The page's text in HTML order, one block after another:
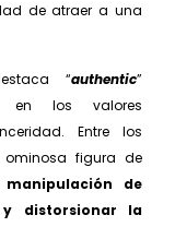
de atraer a una
“authentic”
en los valores
Entre los
figura de
manipulación de
y distorsionar la